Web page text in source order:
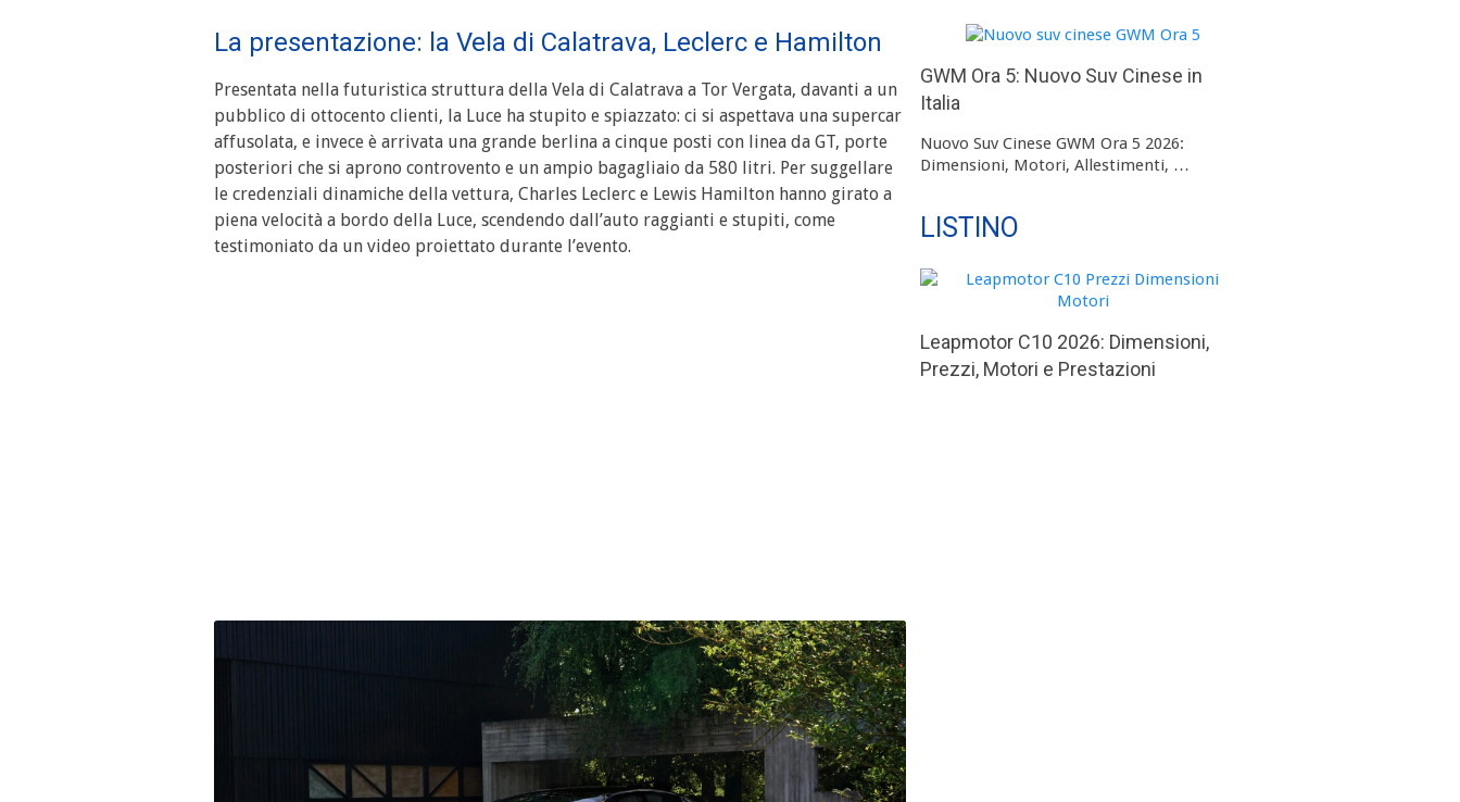
La presentazione: la Vela di Calatrava, Leclerc e Hamilton
Presentata nella futuristica struttura della Vela di Calatrava a Tor Vergata, davanti a un
pubblico di ottocento clienti, la Luce ha stupito e spiazzato: ci si aspettava una supercar
affusolata, e invece è arrivata una grande berlina a cinque posti con linea da GT, porte
posteriori che si aprono controvento e un ampio bagagliaio da 580 litri. Per suggellare
le credenziali dinamiche della vettura, Charles Leclerc e Lewis Hamilton hanno girato a
piena velocità a bordo della Luce, scendendo dall’auto raggianti e stupiti, come
testimoniato da un video proiettato durante l’evento.
GWM Ora 5: Nuovo Suv Cinese in
Italia
Nuovo Suv Cinese GWM Ora 5 2026:
Dimensioni, Motori, Allestimenti, …
LISTINO
Leapmotor C10 2026: Dimensioni,
Prezzi, Motori e Prestazioni